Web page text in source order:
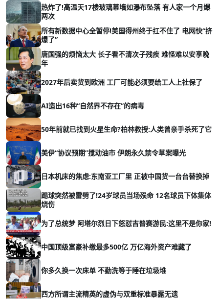
热炸了!高温天17楼玻璃幕墙如瀑布坠落 有人家一个月爆
两次
所有新数据中心全暂停!美国得州终于扛不住了 电网快“挤
爆了”
唐国强的烦恼太大 长子看不清次子残疾 难怪难以安享晚
年
2027年后卖货到欧洲 工厂可能必须要给工人上社保了
AI造出16种“自然界不存在”的病毒
50年前就已找到火星生命?柏林教授:人类曾亲手杀死了它
美伊“协议预期”搅动油市 伊朗永久禁令草案曝光
日本机床的焦虑:东南亚工厂里 正被中国货一台台替换掉
踢球突然被雷劈了!24岁球员当场殒命 12名球员下体集体
烧伤
为了总统梦 阿塔尔烈日下怒怼吉普赛游民:这里不是你家!
中国顶级富豪补缴最多500亿 万亿海外资产难藏了
你多久换一次床单 不勤洗等于睡在垃圾堆
西方所谓主流精英的虚伪与双重标准暴露无遗